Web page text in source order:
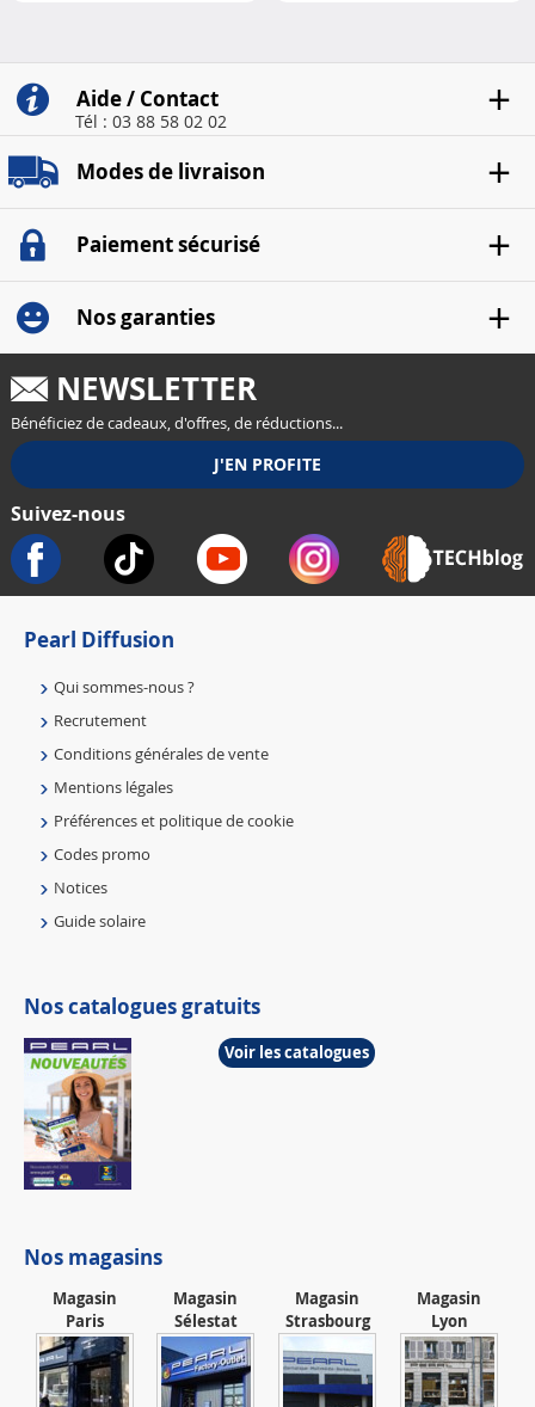
Aide / Contact
Tél : 03 88 58 02 02
Modes de livraison
Paiement sécurisé
Nos garanties
NEWSLETTER
Bénéficiez de cadeaux, d'offres, de réductions...
Suivez-nous
Pearl Diffusion
Qui sommes-nous ?
Recrutement
Conditions générales de vente
Mentions légales
Préférences et politique de cookie
Codes promo
Notices
Guide solaire
Nos catalogues gratuits
Voir les catalogues
Nos magasins
Magasin
Paris
Magasin
Sélestat
Magasin
Strasbourg
Magasin
Lyon